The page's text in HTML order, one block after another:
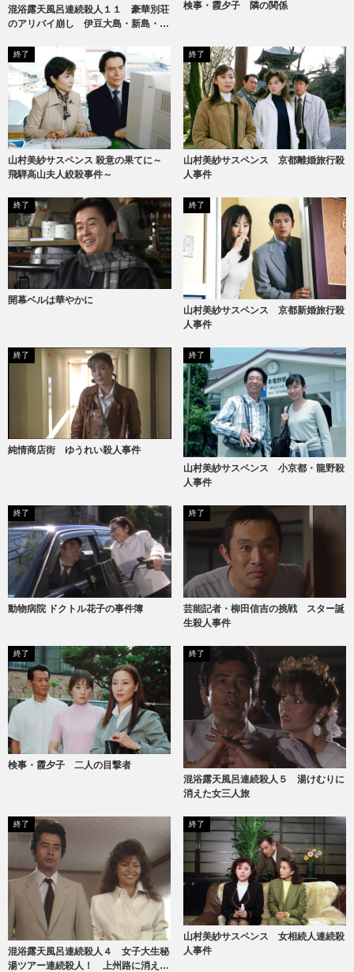
混浴露天風呂連続殺人１１ 豪華別荘
のアリバイ崩し 伊豆大島・新島・式
検事・霞夕子 隣の関係
終了
山村美紗サスペンス 殺意の果てに～
飛騨高山夫人絞殺事件～
終了
山村美紗サスペンス 京都離婚旅行殺
人事件
終了
開幕ベルは華やかに
終了
山村美紗サスペンス 京都新婚旅行殺
人事件
終了
純情商店街 ゆうれい殺人事件
終了
山村美紗サスペンス 小京都・龍野殺
人事件
終了
動物病院 ドクトル花子の事件簿
終了
芸能記者・柳田信吉の挑戦 スター誕
生殺人事件
終了
検事・霞夕子 二人の目撃者
終了
混浴露天風呂連続殺人５ 湯けむりに
消えた女三人旅
終了
混浴露天風呂連続殺人４ 女子大生秘
湯ツアー連続殺人！ 上州路に消えた
終了
山村美紗サスペンス 女相続人連続殺
人事件